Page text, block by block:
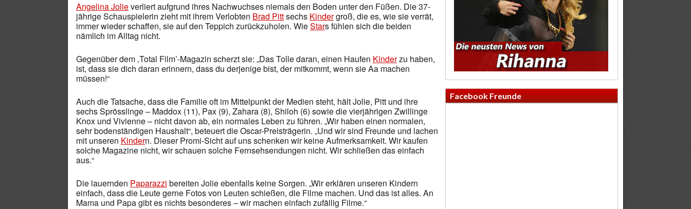
Angelina Jolieverliert aufgrund ihres Nachwuchses niemals den Boden unter den Füßen. Die 37-
jährige Schauspielerin zieht mit ihrem Verlobten Brad Pittsechs Kindergroß, die es, wie sie verrät,
immer wieder schaffen, sie auf den Teppich zurückzuholen. WieStars fühlen sich die beiden
nämlich im Alltag nicht.
Gegenüber dem ‚Total Film’-Magazin scherzt sie: „Das Tolle daran, einen Haufen Kinderzu haben,
ist, dass sie dich daran erinnern, dass du derjenige bist, der mitkommt, wenn sie Aa machen
müssen!“
Auch die Tatsache, dass die Familie oft im Mittelpunkt der Medien steht, hält Jolie, Pitt und ihre
sechs Sprösslinge – Maddox (11), Pax (9), Zahara (8), Shiloh (6) sowie die vierjährigen Zwillinge
Knox und Vivienne – nicht davon ab, ein normales Leben zu führen. „Wir haben einen normalen,
sehr bodenständigen Haushalt“, beteuert die Oscar-Preisträgerin. „Und wir sind Freunde und lachen
mit unseren Kindern. Dieser Promi-Sicht auf uns schenken wir keine Aufmerksamkeit. Wir kaufen
solche Magazine nicht, wir schauen solche Fernsehsendungen nicht. Wir schließen das einfach
aus.“
Die lauernden Paparazzi bereiten Jolie ebenfalls keine Sorgen. „Wir erklären unseren Kindern
einfach, dass die Leute gerne Fotos von Leuten schießen, die Filme machen. Und das ist alles. An
Mama und Papa gibt es nichts besonderes – wir machen einfach zufällig Filme.“
Facebook Freunde